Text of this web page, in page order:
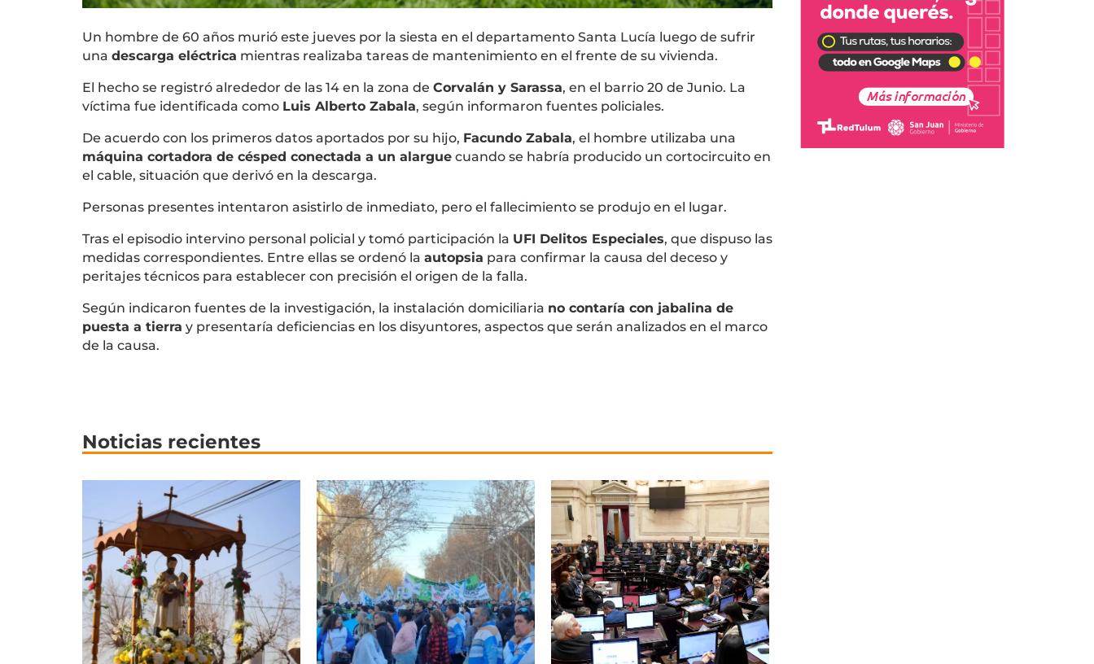
Un hombre de 60 años murió este jueves por la siesta en el departamento Santa Lucía luego de sufrir
una descarga eléctrica mientras realizaba tareas de mantenimiento en el frente de su vivienda.
El hecho se registró alrededor de las 14 en la zona de Corvalán y Sarassa, en el barrio 20 de Junio. La
víctima fue identificada como Luis Alberto Zabala, según informaron fuentes policiales.
De acuerdo con los primeros datos aportados por su hijo, Facundo Zabala, el hombre utilizaba una
máquina cortadora de césped conectada a un alarguecuando se habría producido un cortocircuito en
el cable, situación que derivó en la descarga.
Personas presentes intentaron asistirlo de inmediato, pero el fallecimiento se produjo en el lugar.
Tras el episodio intervino personal policial y tomó participación la UFI Delitos Especiales, que dispuso las
medidas correspondientes. Entre ellas se ordenó la autopsia para confirmar la causa del deceso y
peritajes técnicos para establecer con precisión el origen de la falla.
Según indicaron fuentes de la investigación, la instalación domiciliaria no contaría con jabalina de
puesta a tierra y presentaría deficiencias en los disyuntores, aspectos que serán analizados en el marco
de la causa.
Noticias recientes